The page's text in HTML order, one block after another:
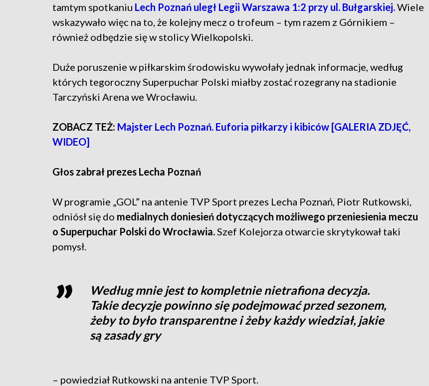
tamtym spotkaniu Lech Poznań uległ Legii Warszawa 1:2 przy ul. Bułgarskiej.Wiele
wskazywało więc na to, że kolejny mecz o trofeum – tym razem z Górnikiem –
również odbędzie się w stolicy Wielkopolski.
Duże poruszenie w piłkarskim środowisku wywołały jednak informacje, według
których tegoroczny Superpuchar Polski miałby zostać rozegrany na stadionie
Tarczyński Arena we Wrocławiu.
ZOBACZ TEŻ: Majster Lech Poznań. Euforia piłkarzy i kibiców [GALERIA ZDJĘĆ,
WIDEO]
Głos zabrał prezes Lecha Poznań
W programie „GOL” na antenie TVP Sport prezes Lecha Poznań, Piotr Rutkowski,
odniósł się do medialnych doniesień dotyczących możliwego przeniesienia meczu
o Superpuchar Polski do Wrocławia.Szef Kolejorza otwarcie skrytykował taki
pomysł.
Według mnie jest to kompletnie nietrafiona decyzja.
Takie decyzje powinno się podejmować przed sezonem,
żeby to było transparentne i żeby każdy wiedział, jakie
są zasady gry
– powiedział Rutkowski na antenie TVP Sport.